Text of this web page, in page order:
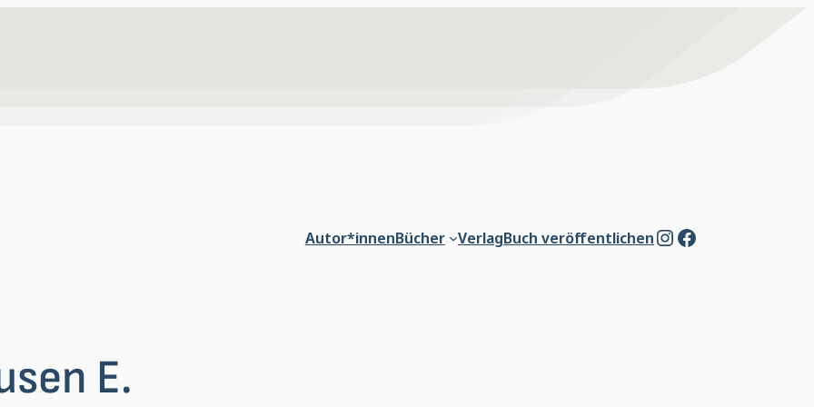
Autor*innenBücher VerlagBuch veröffentlichenInstagram
Facebook
E.